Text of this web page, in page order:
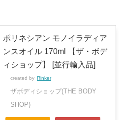
ポリネシアン モノイラディア
ンスオイル 170ml 【ザ・ボデ
ィショップ】 [並行輸入品]
created by Rinker
ザボディショップ(THE BODY
SHOP)